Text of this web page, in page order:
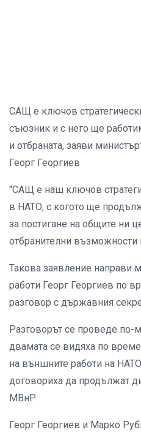
САЩ е ключов
съюзник и с него ще
и отбраната, заяви
Георг Георгиев
"САЩ е наш ключов
в НАТО, с когото ще
за постигане на общите ни
отбранителни възможности
Такова заявление направи
работи Георг Георгиев по
разговор с държавния
Разговорът се проведе по-
двамата се видяха по
на външните работи на
договориха да продължат
МВнР.
Георг Георгиев и Марко